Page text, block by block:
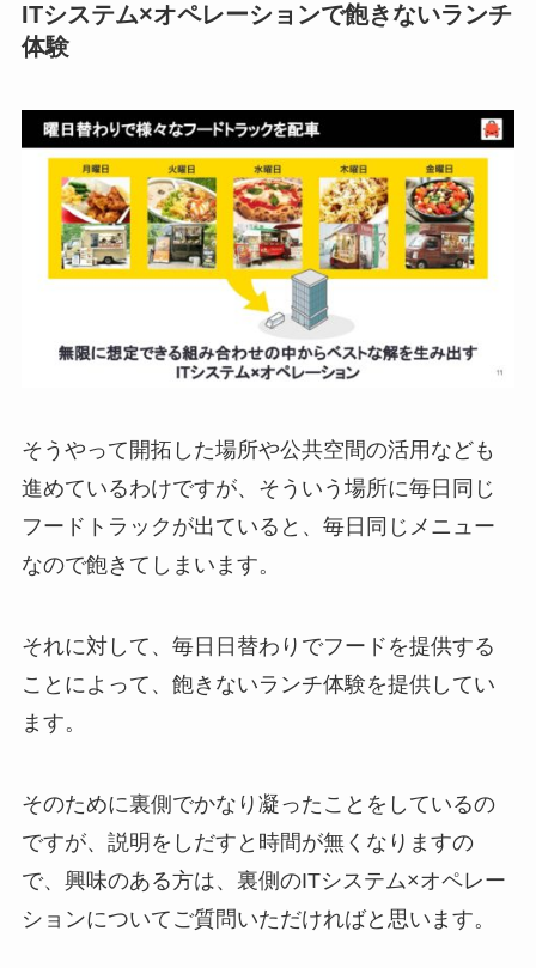
ITシステム×オペレーションで飽きないランチ
体験
そうやって開拓した場所や公共空間の活用なども
進めているわけですが、そういう場所に毎日同じ
フードトラックが出ていると、毎日同じメニュー
なので飽きてしまいます。
それに対して、毎日日替わりでフードを提供する
ことによって、飽きないランチ体験を提供してい
ます。
そのために裏側でかなり凝ったことをしているの
ですが、説明をしだすと時間が無くなりますの
で、興味のある方は、裏側のITシステム×オペレー
ションについてご質問いただければと思います。